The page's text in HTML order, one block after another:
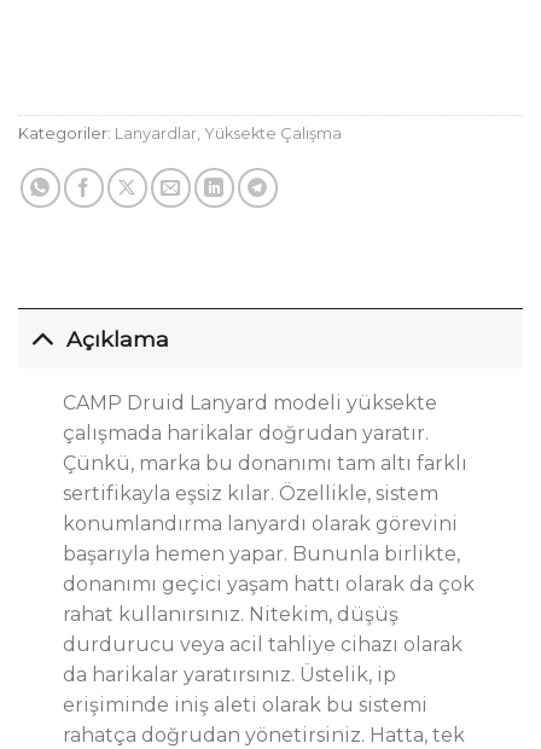
Kategoriler: Lanyardlar, Yüksekte Çalışma
Açıklama
CAMP Druid Lanyard modeli yüksekte
çalışmada harikalar doğrudan yaratır.
Çünkü, marka bu donanımı tam altı farklı
sertifikayla eşsiz kılar. Özellikle, sistem
konumlandırma lanyardı olarak görevini
başarıyla hemen yapar. Bununla birlikte,
donanımı geçici yaşam hattı olarak da çok
rahat kullanırsınız. Nitekim, düşüş
durdurucu veya acil tahliye cihazı olarak
da harikalar yaratırsınız. Üstelik, ip
erişiminde iniş aleti olarak bu sistemi
rahatça doğrudan yönetirsiniz. Hatta, tek